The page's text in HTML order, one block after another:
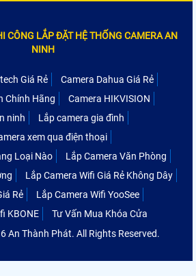
CÔNG LẮP ĐẶT HỆ THỐNG CAMERA AN
NINH
Giá Rẻ
Camera Dahua Giá Rẻ
Chính Hãng
Camera HIKVISION
ninh
Lắp camera gia đình
xem qua điện thoại
Loại Nào
Lắp Camera Văn Phòng
Lắp Camera Wifi Giá Rẻ Không Dây
Rẻ
Lắp Camera Wifi YooSee
KBONE
Tư Vấn Mua Khóa Cửa
An Thành Phát. All Rights Reserved.